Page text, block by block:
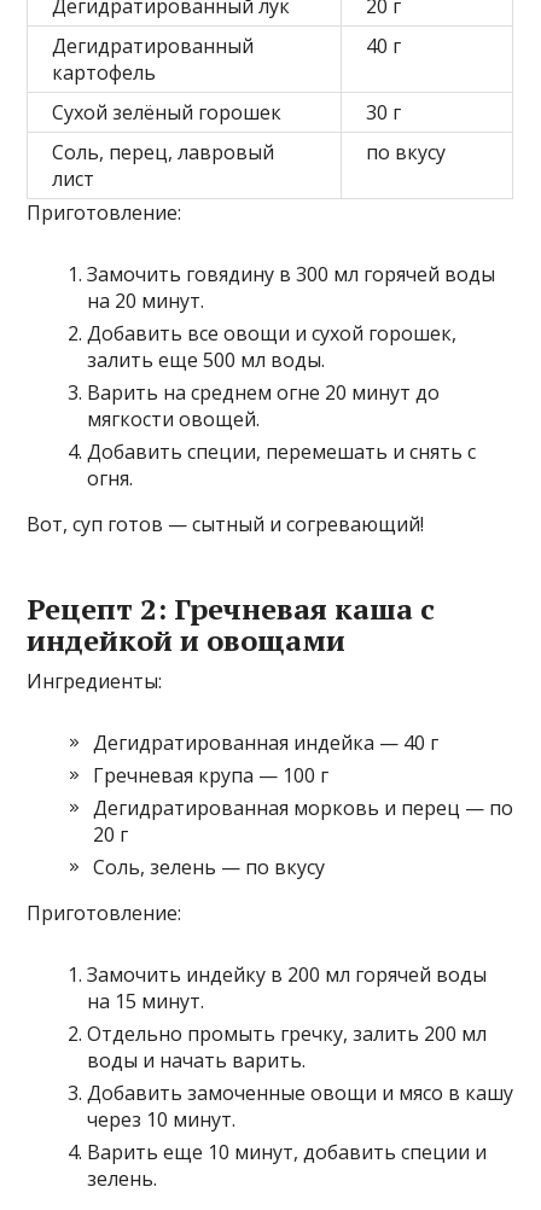
Дегидратированный лук
20 г
Дегидратированный
картофель
40 г
Сухой зелёный горошек
30 г
Соль, перец, лавровый
лист
по вкусу
Приготовление:
Замочить говядину в 300 мл горячей воды
на 20 минут.
Добавить все овощи и сухой горошек,
залить еще 500 мл воды.
Варить на среднем огне 20 минут до
мягкости овощей.
Добавить специи, перемешать и снять с
огня.
Вот, суп готов — сытный и согревающий!
Рецепт 2: Гречневая каша с
индейкой и овощами
Ингредиенты:
Дегидратированная индейка — 40 г
Гречневая крупа — 100 г
Дегидратированная морковь и перец — по
20 г
Соль, зелень — по вкусу
Приготовление:
Замочить индейку в 200 мл горячей воды
на 15 минут.
Отдельно промыть гречку, залить 200 мл
воды и начать варить.
Добавить замоченные овощи и мясо в кашу
через 10 минут.
Варить еще 10 минут, добавить специи и
зелень.